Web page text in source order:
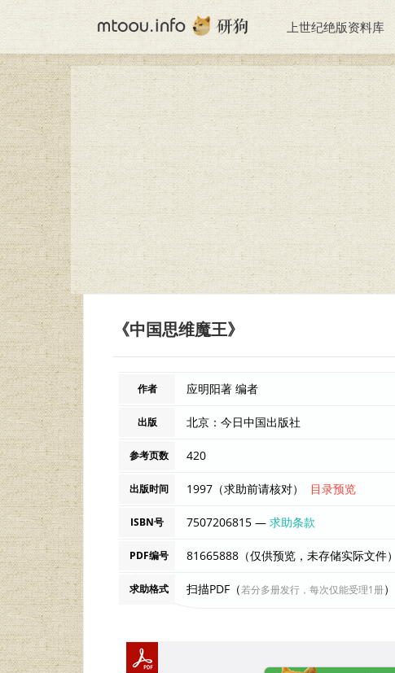
上世纪绝版资料库
《中国思维魔王》
作者 应明阳著 编者
出版 北京：今日中国出版社
参考页数 420
出版时间 1997（求助前请核对） 目录预览
ISBN号 7507206815 —求助条款
PDF编号 81665888（仅供预览，未存储实际文件）
求助格式 扫描PDF（若分多册发行，每次仅能受理1册）